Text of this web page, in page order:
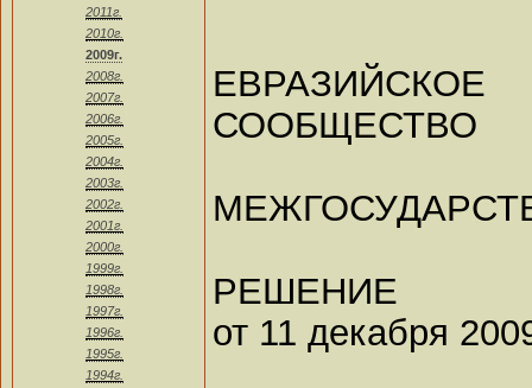
2011г.
2010г.
2009г.
2008г.
2007г.
2006г.
2005г.
2004г.
2003г.
2002г.
2001г.
2000г.
1999г.
1998г.
1997г.
1996г.
1995г.
1994г.
СООБЩЕСТВО
РЕШЕНИЕ
от 11 декабря